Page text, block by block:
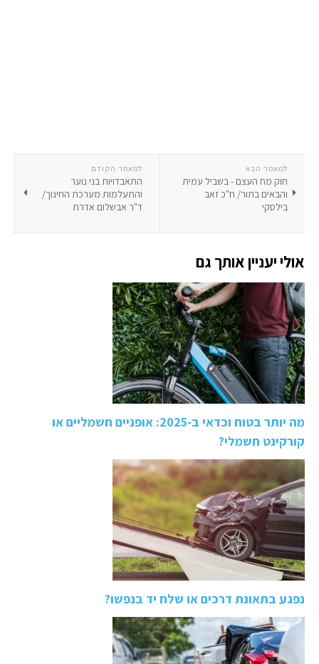
למאמר הקודם
התאבדויות בני נוער
והתעלמות מערכת החינוך/
ד"ר אבשלום אדרת
למאמר הבא
חוק מח העצם - בשביל עמית
והבאים בתור/ ח"כ זאב
בילסקי
אולי יעניין אותך גם
מה יותר בטוח וכדאי ב-2025: אופניים חשמליים או
קורקינט חשמלי?
נפגע בתאונת דרכים או שלח יד בנפשו?